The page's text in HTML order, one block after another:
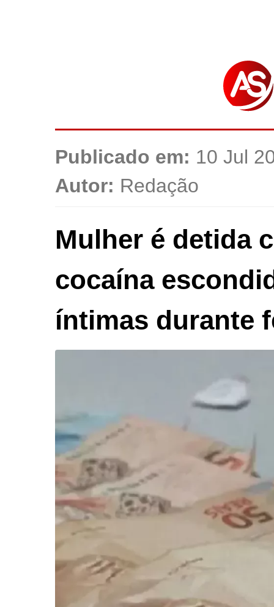
Publicado em: 10 Jul
Autor: Redação
Mulher é detida
cocaína
íntimas durante